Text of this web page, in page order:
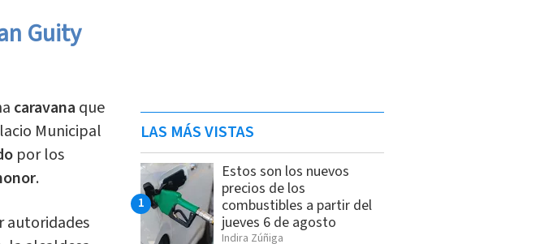
Guity
caravana que
Municipal
por los
.
autoridades
LAS MÁS VISTAS
Estos son los nuevos
precios de los
combustibles a partir del
jueves 6 de agosto
Indira Zúñiga